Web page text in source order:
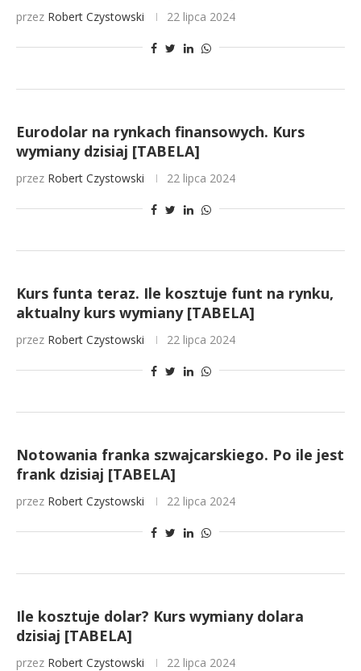
przez Robert Czystowski 22 lipca 2024
Eurodolar na rynkach finansowych. Kurs
wymiany dzisiaj [TABELA]
przez Robert Czystowski 22 lipca 2024
Kurs funta teraz. Ile kosztuje funt na rynku,
aktualny kurs wymiany [TABELA]
przez Robert Czystowski 22 lipca 2024
Notowania franka szwajcarskiego. Po ile jest
frank dzisiaj [TABELA]
przez Robert Czystowski 22 lipca 2024
Ile kosztuje dolar? Kurs wymiany dolara
dzisiaj [TABELA]
przez Robert Czystowski 22 lipca 2024